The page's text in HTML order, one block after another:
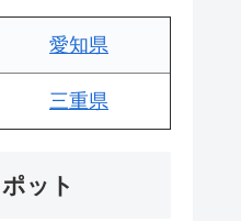
愛知県
三重県
ット